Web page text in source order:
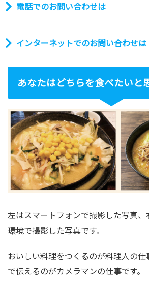
電話でのお問い合わせは
インターネットでのお問い合わせは
あなたはどちらを食べたいと
左はスマートフォンで撮影した写真、
環境で撮影した写真です。
おいしい料理をつくるのが料理人の仕
で伝えるのがカメラマンの仕事です。